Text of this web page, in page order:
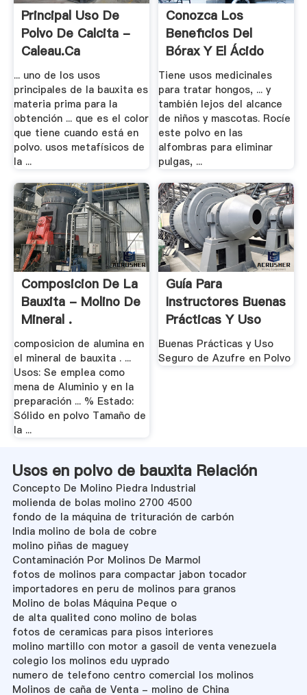
Principal Uso De
Polvo De Calcita -
Caleau.ca
... uno de los usos
principales de la bauxita es
materia prima para la
obtención ... que es el color
que tiene cuando está en
polvo. usos metafísicos de
la ...
Conozca Los
Beneficios Del
Bórax Y El Ácido
Bórico .
Tiene usos medicinales
para tratar hongos, ... y
también lejos del alcance
de niños y mascotas. Rocíe
este polvo en las
alfombras para eliminar
pulgas, ...
Composicion De La
Bauxita - Molino De
Mineral .
composicion de alumina en
el mineral de bauxita . ...
Usos: Se emplea como
mena de Aluminio y en la
preparación ... % Estado:
Sólido en polvo Tamaño de
la ...
Guía Para
Instructores Buenas
Prácticas Y Uso
Seguro .
Buenas Prácticas y Uso
Seguro de Azufre en Polvo
Usos en polvo de bauxita Relación
Concepto De Molino Piedra Industrial
molienda de bolas molino 2700 4500
fondo de la máquina de trituración de carbón
India molino de bola de cobre
molino piñas de maguey
Contaminación Por Molinos De Marmol
fotos de molinos para compactar jabon tocador
importadores en peru de molinos para granos
Molino de bolas Máquina Peque o
de alta qualited cono molino de bolas
fotos de ceramicas para pisos interiores
molino martillo con motor a gasoil de venta venezuela
colegio los molinos edu uyprado
numero de telefono centro comercial los molinos
Molinos de caña de Venta - molino de China